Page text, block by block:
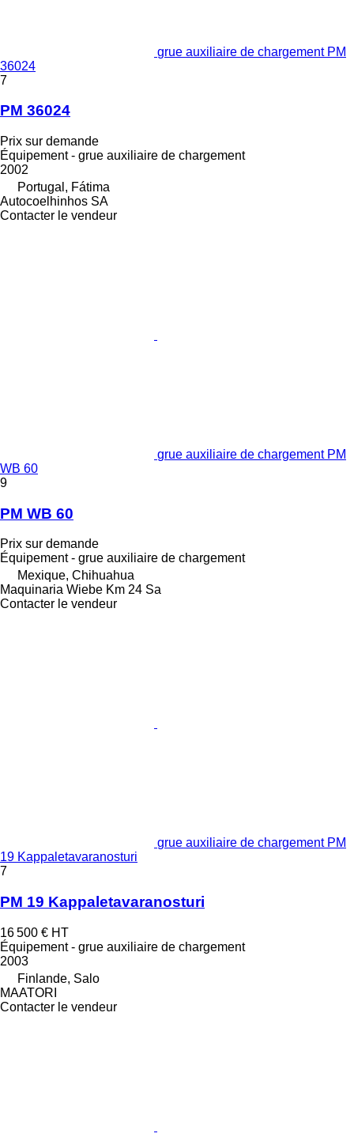
grue auxiliaire de chargement PM
36024
7
PM 36024
Prix sur demande
Équipement - grue auxiliaire de chargement
2002
Portugal, Fátima
Autocoelhinhos SA
Contacter le vendeur
grue auxiliaire de chargement PM
WB 60
9
PM WB 60
Prix sur demande
Équipement - grue auxiliaire de chargement
Mexique, Chihuahua
Maquinaria Wiebe Km 24 Sa
Contacter le vendeur
grue auxiliaire de chargement PM
19 Kappaletavaranosturi
7
PM 19 Kappaletavaranosturi
16 500 € HT
Équipement - grue auxiliaire de chargement
2003
Finlande, Salo
MAATORI
Contacter le vendeur